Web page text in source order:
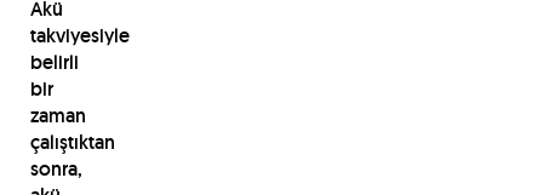
Akü
takviyesiyle
belirli
bir
zaman
çalıştıktan
sonra,